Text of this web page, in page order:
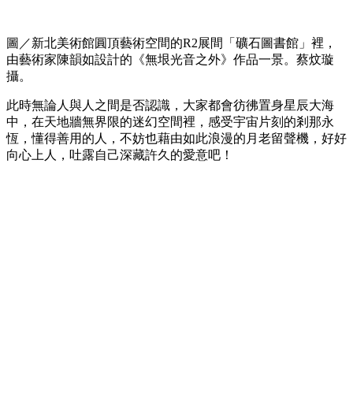
圖／新北美術館圓頂藝術空間的R2展間「礦石圖書館」裡，
由藝術家陳韻如設計的《無垠光音之外》作品一景。蔡炆璇
攝。
此時無論人與人之間是否認識，大家都會彷彿置身星辰大海
中，在天地牆無界限的迷幻空間裡，感受宇宙片刻的剎那永
恆，懂得善用的人，不妨也藉由如此浪漫的月老留聲機，好好
向心上人，吐露自己深藏許久的愛意吧！